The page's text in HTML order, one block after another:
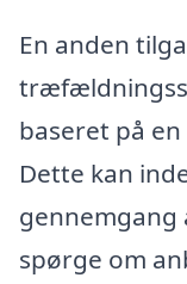
En anden
baseret på
Dette kan
gennemgang
spørge om